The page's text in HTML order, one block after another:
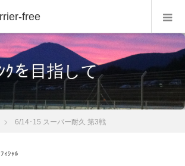
free
ｸを目指して
6/14･15 スーパー耐久 第3戦
ｨｼｬﾙ